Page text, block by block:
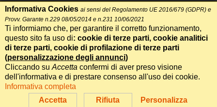
Informativa cookie
RSS feed
RSS Top News
Contatti
International Communication S.r.l. • P.IVA 14478081004 • Testata
giornalistica n.191, reg. Tribunale di Roma del 14/12/2017
Accetta Rifiuta Personalizza
Informativa Cookies ai sensi del Regolamento UE 2016/679 (GDPR) e
Provv. Garante n.229 08/05/2014 e n.231 10/06/2021
Ti informiamo che, per garantire il corretto funzionamento,
questo sito fa uso di: cookie di terze parti, cookie analitici
di terze parti, cookie di profilazione di terze parti
(personalizzazione degli annunci)
Cliccando su Accetta confermi di aver preso visione
dell'informativa e di prestare consenso all'uso dei cookie.
Informativa completa